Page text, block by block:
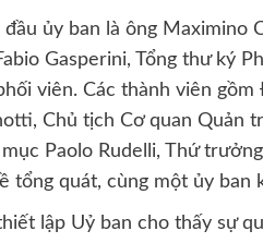
ủy ban là ông Maximino
Gasperini, Tổng thư ký
viên. Các thành viên
Chủ tịch Cơ quan Quản
Paolo Rudelli, Thứ
tổng quát, cùng một ủy ban
lập Uỷ ban cho thấy sự